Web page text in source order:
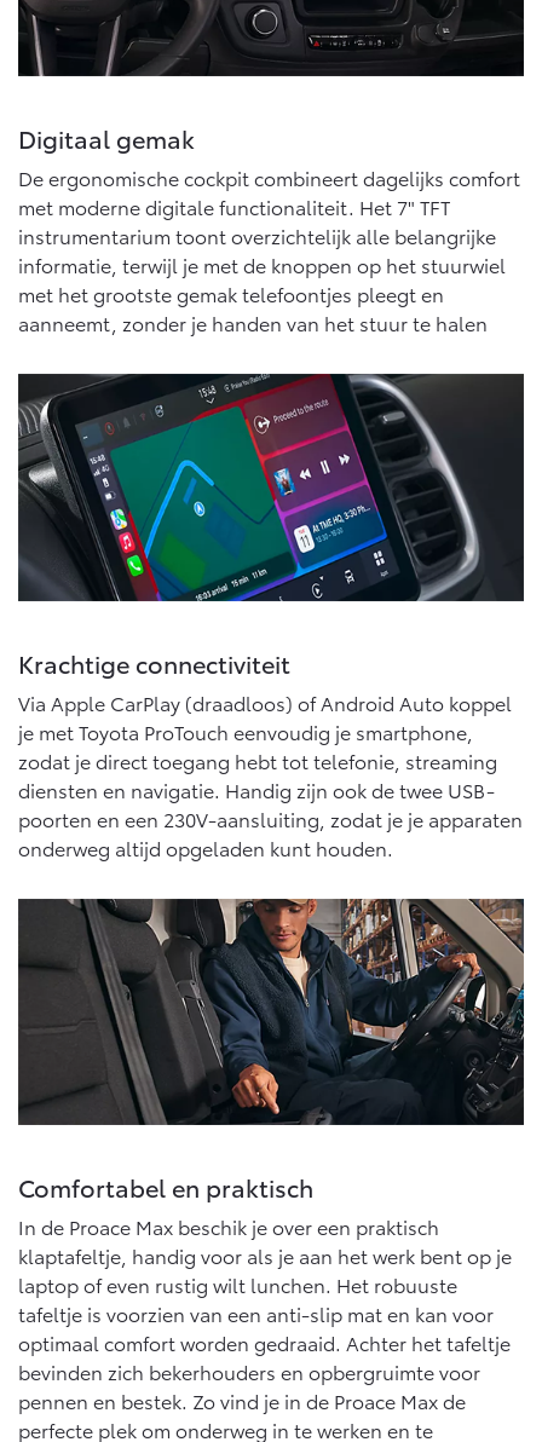
Proace Max (excl. BTW)
OOK ALS BATTERIJ-
Vanaf € 46.301,-
Hilux (excl. BTW)
OOK ALS BATTERIJ-
Vanaf € 56.570,-
Land Cruiser (excl. BTW)
Vanaf € 89.986,-
Digitaal gemak
De ergonomische cockpit combineert dagelijks comfort
met moderne digitale functionaliteit. Het 7" TFT
instrumentarium toont overzichtelijk alle belangrijke
informatie, terwijl je met de knoppen op het stuurwiel
met het grootste gemak telefoontjes pleegt en
aanneemt, zonder je handen van het stuur te halen
Krachtige connectiviteit
Via Apple CarPlay (draadloos) of Android Auto koppel
je met Toyota ProTouch eenvoudig je smartphone,
zodat je direct toegang hebt tot telefonie, streaming
diensten en navigatie. Handig zijn ook de twee USB-
poorten en een 230V-aansluiting, zodat je je apparaten
onderweg altijd opgeladen kunt houden.
Comfortabel en praktisch
In de Proace Max beschik je over een praktisch
klaptafeltje, handig voor als je aan het werk bent op je
laptop of even rustig wilt lunchen. Het robuuste
tafeltje is voorzien van een anti-slip mat en kan voor
optimaal comfort worden gedraaid. Achter het tafeltje
bevinden zich bekerhouders en opbergruimte voor
pennen en bestek. Zo vind je in de Proace Max de
perfecte plek om onderweg in te werken en te